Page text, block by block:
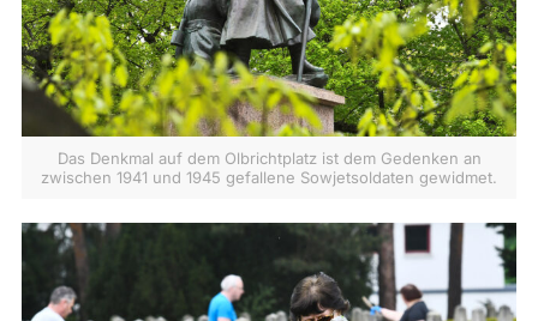
Das Denkmal auf dem Olbrichtplatz ist dem Gedenken an
zwischen 1941 und 1945 gefallene Sowjetsoldaten gewidmet.